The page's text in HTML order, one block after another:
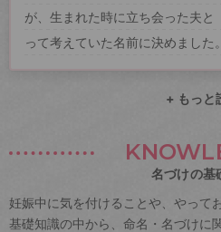
が、生まれた時に立ち会った夫と
って考えていた名前に決めました。
+ もっと
名づけの基
妊娠中に気を付けることや、やって
基礎知識の中から、命名・名づけに